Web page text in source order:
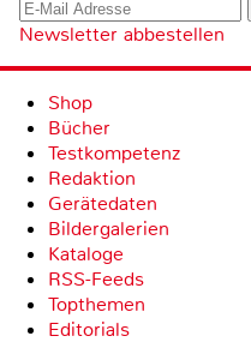
Newsletter abbestellen
Shop
Bücher
Testkompetenz
Redaktion
Gerätedaten
Bildergalerien
Kataloge
RSS-Feeds
Topthemen
Editorials